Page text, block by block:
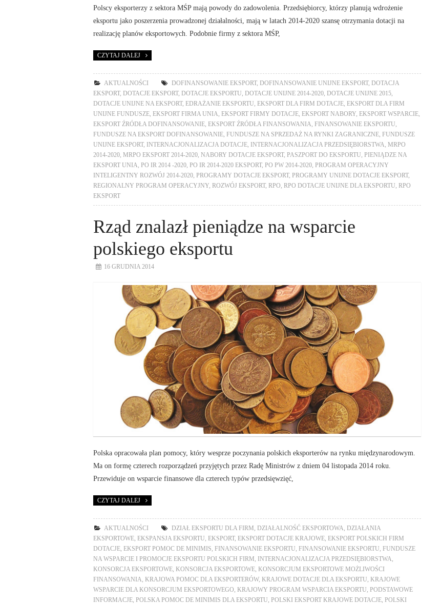
Polscy eksporterzy z sektora MŚP mają powody do zadowolenia. Przedsiębiorcy, którzy planują wdrożenie
eksportu jako poszerzenia prowadzonej działalności, mają w latach 2014-2020 szansę otrzymania dotacji na
realizację planów eksportowych. Podobnie firmy z sektora MŚP,
CZYTAJ DALEJ
AKTUALNOŚCI DOFINANSOWANIE EKSPORT, DOFINANSOWANIE UNIJNE EKSPORT, DOTACJA
EKSPORT, DOTACJE EKSPORT, DOTACJE EKSPORTU DOTACJE UNIJNE 2014-2020 DOTACJE UNIJNE 2015
DOTACJE UNIJNE NA EKSPORT, EDRAŻANIE EKSPORTU EKSPORT DLA FIRM DOTACJE EKSPORT DLA FIRM
UNIJNE FUNDUSZE EKSPORT FIRMA UNIA EKSPORT FIRMY DOTACJE EKSPORT NABORY EKSPORT WSPARCIE
EKSPORT ŹRÓDŁA DOFINANSOWANIE EKSPORT ŹRÓDŁA FINANSOWANIA FINANSOWANIE EKSPORTU
FUNDUSZE NA EKSPORT DOFINANSOWANIE FUNDUSZE NA SPRZEDAŻ NA RYNKI ZAGRANICZNE FUNDUSZE
UNIJNE EKSPORT, INTERNACJONALIZACJA DOTACJE INTERNACJONALIZACJA PRZEDSIĘBIORSTWA MRPO
2014-2020 MRPO EKSPORT 2014-2020 NABORY DOTACJE EKSPORT, PASZPORT DO EKSPORTU PIENIĄDZE NA
EKSPORT UNIA PO IR 2014 -2020 PO IR 2014-2020 EKSPORT, PO PW 2014-2020 PROGRAM OPERACYJNY
INTELIGENTNY ROZWÓJ 2014-2020 PROGRAMY DOTACJE EKSPORT, PROGRAMY UNIJNE DOTACJE EKSPORT,
REGIONALNY PROGRAM OPERACYJNY ROZWÓJ EKSPORT, RPO RPO DOTACJE UNIJNE DLA EKSPORTU RPO
EKSPORT
Rząd znalazł pieniądze na wsparcie
polskiego eksportu
16 GRUDNIA 2014
Polska opracowała plan pomocy, który wesprze poczynania polskich eksporterów na rynku międzynarodowym.
Ma on formę czterech rozporządzeń przyjętych przez Radę Ministrów z dniem 04 listopada 2014 roku.
Przewiduje on wsparcie finansowe dla czterech typów przedsięwzięć,
CZYTAJ DALEJ
AKTUALNOŚCI DZIAŁ EKSPORTU DLA FIRM DZIAŁALNOŚĆ EKSPORTOWA
DZIAŁANIA
EKSPORTOWE
EKSPANSJA EKSPORTU EKSPORT , EKSPORT DOTACJE KRAJOWE
EKSPORT POLSKICH FIRM
DOTACJE
EKSPORT POMOC DE MINIMIS FINANSOWANIE EKSPORTU FINANSOWANIE EKSPORTU
FUNDUSZE
NA WSPARCIE I PROMOCJE EKSPORTU POLSKICH FIRM
INTERNACJONALIZACJA PRZEDSIĘBIORSTWA
KONSORCJA EKSPORTOWE
KONSORCJA EKSPORTOWE
KONSORCJUM EKSPORTOWE MOŻLIWOŚCI
FINANSOWANIA
KRAJOWA POMOC DLA EKSPORTERÓW, KRAJOWE DOTACJE DLA EKSPORTU
KRAJOWE
WSPARCIE DLA KONSORCJUM EKSPORTOWEGO
KRAJOWY PROGRAM WSPARCIA EKSPORTU
PODSTAWOWE
INFORMACJE
POLSKA POMOC DE MINIMIS DLA EKSPORTU POLSKI EKSPORT KRAJOWE DOTACJE
POLSKI